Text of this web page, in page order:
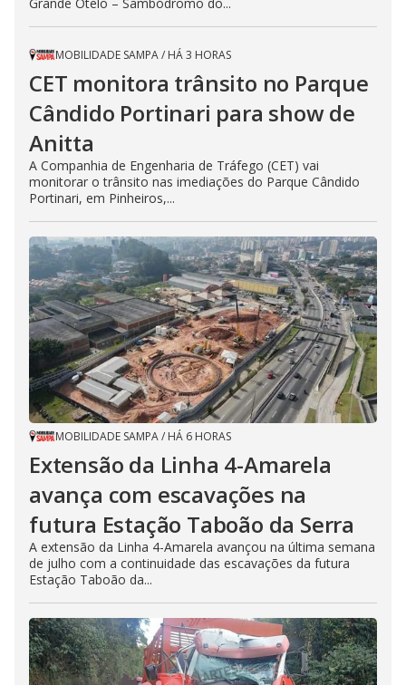
MOBILIDADE SAMPA/ HÁ 3 HORAS
CET monitora trânsito no Parque
Cândido Portinari para show de
Anitta
A Companhia de Engenharia de Tráfego (CET) vai
monitorar o trânsito nas imediações do Parque Cândido
Portinari, em Pinheiros,...
MOBILIDADE SAMPA/ HÁ 6 HORAS
Extensão da Linha 4-Amarela
avança com escavações na
futura Estação Taboão da Serra
A extensão da Linha 4-Amarela avançou na última semana
de julho com a continuidade das escavações da futura
Estação Taboão da...